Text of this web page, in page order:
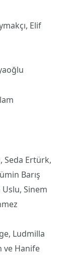
Elif
Seda Ertürk,
Barış
Sinem
Ludmilla
ve Hanife